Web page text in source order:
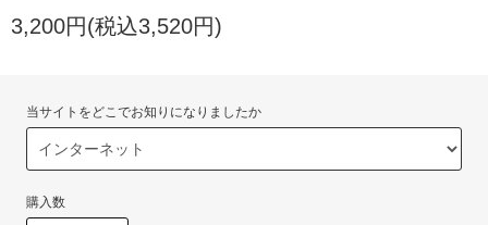
3,200円(税込3,520円)
当サイトをどこでお知りになりましたか
購入数